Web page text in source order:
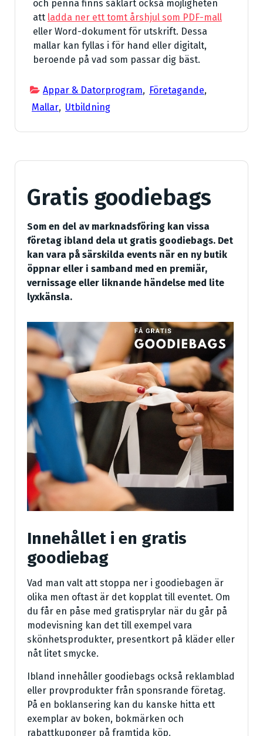
och penna finns såklart också möjligheten
att ladda ner ett tomt årshjul som PDF-mall
eller Word-dokument för utskrift. Dessa
mallar kan fyllas i för hand eller digitalt,
beroende på vad som passar dig bäst.
Appar & Datorprogram, Företagande,
Mallar, Utbildning
Gratis goodiebags
Som en del av marknadsföring kan vissa
företag ibland dela ut gratis goodiebags. Det
kan vara på särskilda events när en ny butik
öppnar eller i samband med en premiär,
vernissage eller liknande händelse med lite
lyxkänsla.
Innehållet i en gratis
goodiebag
Vad man valt att stoppa ner i goodiebagen är
olika men oftast är det kopplat till eventet. Om
du får en påse med gratisprylar när du går på
modevisning kan det till exempel vara
skönhetsprodukter, presentkort på kläder eller
nåt litet smycke.
Ibland innehåller goodiebags också reklamblad
eller provprodukter från sponsrande företag.
På en boklansering kan du kanske hitta ett
exemplar av boken, bokmärken och
rabattkuponger på framtida köp.